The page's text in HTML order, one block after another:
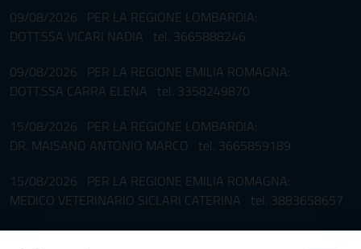
09/08/2026 PER LA REGIONE LOMBARDIA:
DOTT.SSA VICARI NADIA tel. 3665888246
09/08/2026 PER LA REGIONE EMILIA ROMAGNA:
DOTT.SSA CARRA ELENA tel. 3358249870
15/08/2026 PER LA REGIONE LOMBARDIA:
DR. MAISANO ANTONIO MARCO tel. 3665859189
15/08/2026 PER LA REGIONE EMILIA ROMAGNA:
MEDICO VETERINARIO SICLARI CATERINA tel. 3883658657